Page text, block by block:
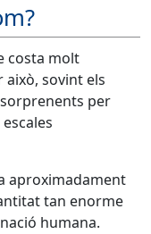
costa molt
sovint els
per
aproximadament
tan enorme
humana.